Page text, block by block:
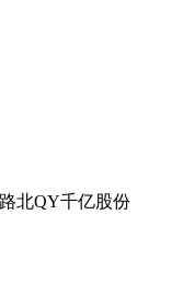
北QY千亿股份